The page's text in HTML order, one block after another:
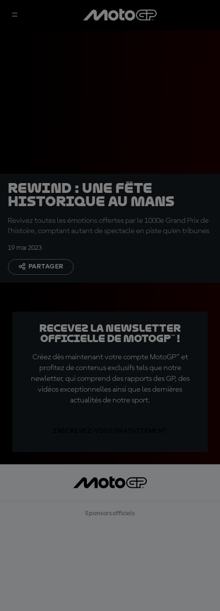
Rewind : une fête
historique au Mans
Revivez toutes les émotions offertes par le 1000e Grand Prix de
l'histoire, comptant autant de spectacle en piste qu'en tribunes
19 mai 2023
PARTAGER
Recevez la Newsletter
officielle de MotoGP™ !
Créez dès maintenant votre compte MotoGP™ et
profitez de contenus exclusifs tels que notre
newletter, qui comprend des rapports des GP, des
vidéos exceptionnelles ainsi que les dernières
actualités de notre sport.
Sponsors officiels